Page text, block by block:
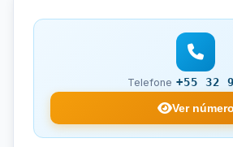
Telefone +55 32
Ver número